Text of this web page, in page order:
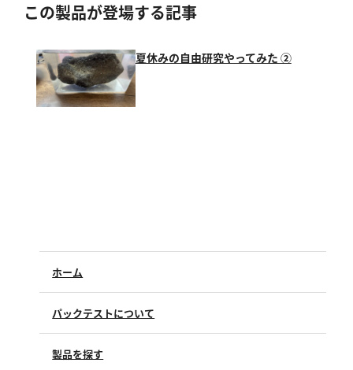
この製品が登場する記事
夏休みの自由研究やってみた ②
ホーム
パックテストについて
製品を探す